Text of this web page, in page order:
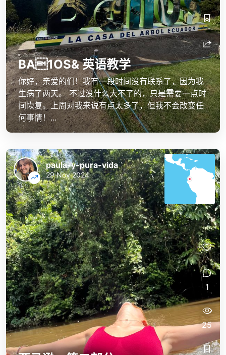
BA1OS& 英语教学
你好，亲爱的们！我有一段时间没有联系了，因为我
生病了两天。 不过没什么大不了的，只是需要一点时
间恢复。上周对我来说有点太多了，但我不会改变任
何事情！...
paula-y-pura-vida
29 Nov 2024
1
25